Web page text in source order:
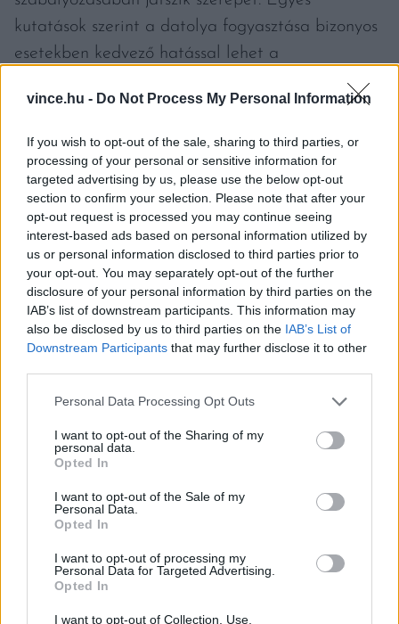
vince.hu - Do Not Process My Personal Information
If you wish to opt-out of the sale, sharing to third parties, or
processing of your personal or sensitive information for
targeted advertising by us, please use the below opt-out
section to confirm your selection. Please note that after your
opt-out request is processed you may continue seeing
interest-based ads based on personal information utilized by
us or personal information disclosed to third parties prior to
your opt-out. You may separately opt-out of the further
disclosure of your personal information by third parties on the
IAB’s list of downstream participants. This information may
also be disclosed by us to third parties on the IAB’s List of
Downstream Participants that may further disclose it to other
Please note that this website/app uses one or more Google
not limited to your visit or usage behaviour. You may click to
grant or deny consent to Google and its third-party tags to
use your data for below specified purposes in below Google
consent section.
Personal Data Processing Opt Outs
I want to opt-out of the Sharing of my
personal data.
Opted In
I want to opt-out of the Sale of my
Personal Data.
Opted In
I want to opt-out of processing my
Personal Data for Targeted Advertising.
Opted In
I want to opt-out of Collection, Use,
kutatások szerint a datolya fogyasztása bizonyos
esetekben kedvező hatással lehet a
koleszterinszintre is. A glikémiás indexe közepes
tartományban mozog, ami azt jelenti, hogy nem
okoz olyan hirtelen vércukor-ingadozást, mint a
hagyományos cukor.
Bár természetes eredetű, a datolya továbbra is
erősen cukortartalmú gyümölcs. Könnyen lehet
túl sokat fogyasztani belőle, amivel a
kalóriabevitel gyorsan megemelkedik. Néhány
szem akár 40-50 gramm cukrot is tartalmazhat,
ami már jelentős mennyiség. Ha pedig más
összetevőkkel, például mogyoróvajjal,
csokoládéval vagy kókuszreszelékkel együtt
datolyacukor előnye ezért inkább abban rejlik,
formában tartalmazza a cukrot. Fontos viszont,
hogy nem minden esetben ideális helyettesítő:
italokban például nem oldódik olyan jól, mint a
hagyományos cukor.